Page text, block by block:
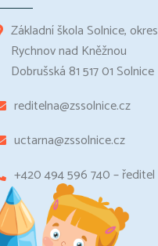
Základní škola Solnice, okres
Rychnov nad Kněžnou
Dobrušská 81 517 01 Solnice
reditelna@zssolnice.cz
uctarna@zssolnice.cz
+420 494 596 740 – ředitel